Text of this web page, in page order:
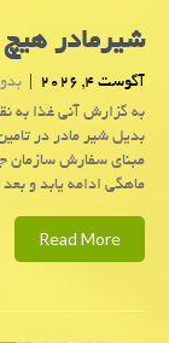
شیرمادر هیچ
آگوست 4, 2026 |
به گزارش آنی غذا به
بدیل شیر مادر در
ماهگی ادامه یابد و بعد
Read More